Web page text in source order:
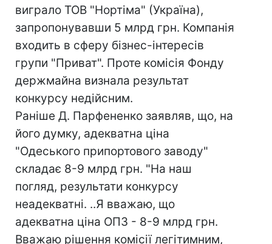
виграло ТОВ "Нортіма" (Україна),
запропонувавши 5 млрд грн. Компанія
входить в сферу бізнес-інтересів
групи "Приват". Проте комісія Фонду
держмайна визнала результат
конкурсу недійсним.
Раніше Д. Парфененко заявляв, що, на
його думку, адекватна ціна
"Одеського припортового заводу"
складає 8-9 млрд грн. "На наш
погляд, результати конкурсу
неадекватні. ..Я вважаю, що
адекватна ціна ОПЗ - 8-9 млрд грн.
Вважаю рішення комісії легітимним,